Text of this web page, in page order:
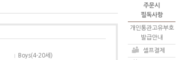
Boys(4-20세)
주문시
필독사항
개인통관고유부호
발급안내
셀프결제